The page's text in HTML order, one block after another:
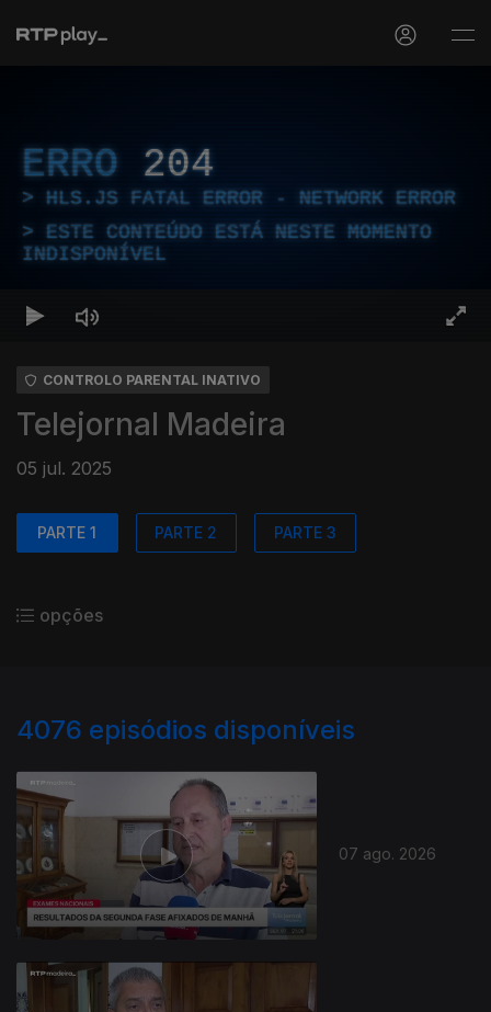
ERRO 204
HLS.JS FATAL ERROR - NETWORK ERROR
ESTE CONTEÚDO ESTÁ NESTE MOMENTO
INDISPONÍVEL
CONTROLO PARENTAL INATIVO
Telejornal Madeira
05 jul. 2025
PARTE 1 PARTE 2 PARTE 3
opções
4076 episódios disponíveis
07 ago. 2026